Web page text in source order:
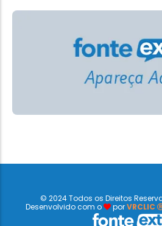
© 2024 Todos os Direitos
Desenvolvido com o
porVRCLIC